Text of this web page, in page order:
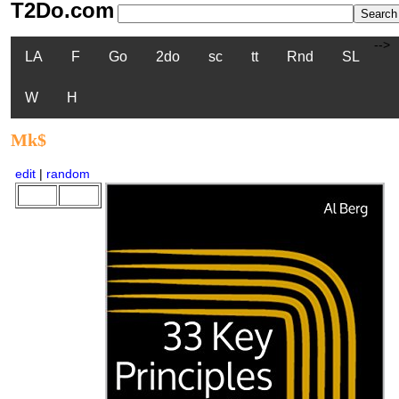
T2Do.com
LA F Go 2do sc tt Rnd SL
W H
-->
Mk$
edit| random